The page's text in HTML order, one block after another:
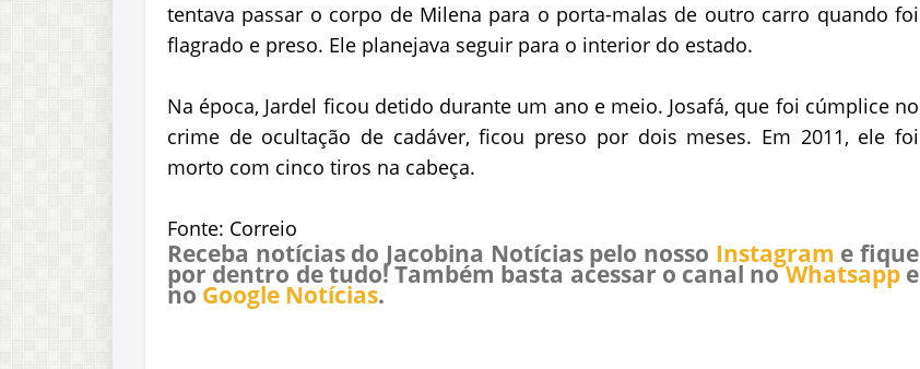
tentava passar o corpo de Milena para o porta-malas de outro carro quando foi
flagrado e preso. Ele planejava seguir para o interior do estado.
Na época, Jardel ficou detido durante um ano e meio. Josafá, que foi cúmplice no
crime de ocultação de cadáver, ficou preso por dois meses. Em 2011, ele foi
morto com cinco tiros na cabeça.
Fonte: Correio
Receba notícias do Jacobina Notícias pelo nosso Instagram e fique
por dentro de tudo! Também basta acessar o canal noWhatsappe
no Google Notícias.